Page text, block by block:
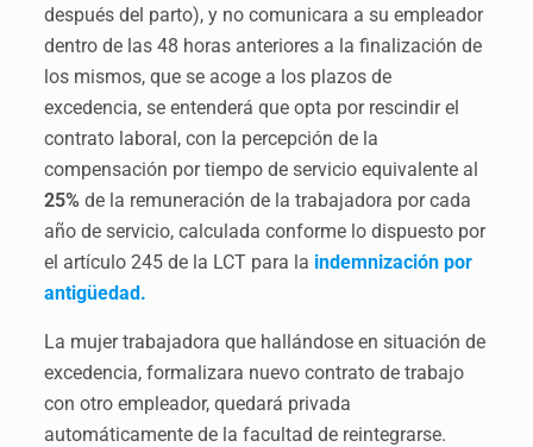
después del parto), y no comunicara a su empleador
dentro de las 48 horas anteriores a la finalización de
los mismos, que se acoge a los plazos de
excedencia, se entenderá que opta por rescindir el
contrato laboral, con la percepción de la
compensación por tiempo de servicio equivalente al
25%de la remuneración de la trabajadora por cada
año de servicio, calculada conforme lo dispuesto por
el artículo 245 de la LCT para la indemnización por
antigüedad.
La mujer trabajadora que hallándose en situación de
excedencia, formalizara nuevo contrato de trabajo
con otro empleador, quedará privada
automáticamente de la facultad de reintegrarse.